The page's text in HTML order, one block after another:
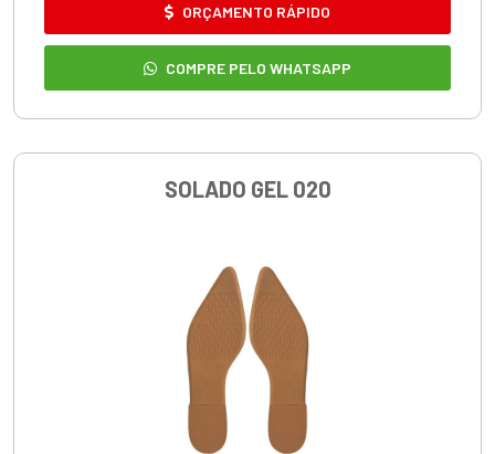
ORÇAMENTO RÁPIDO
COMPRE PELO WHATSAPP
SOLADO GEL 020